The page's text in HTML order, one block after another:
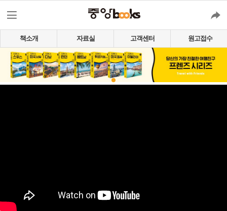
책소개 자료실 고객센터 원고접수